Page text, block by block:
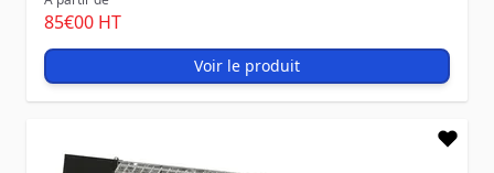
85€00 HT
Voir le produit